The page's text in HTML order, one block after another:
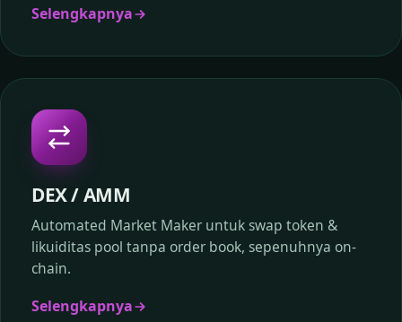
Selengkapnya
DEX / AMM
Automated Market Maker untuk swap token &
likuiditas pool tanpa order book, sepenuhnya on-
chain.
Selengkapnya